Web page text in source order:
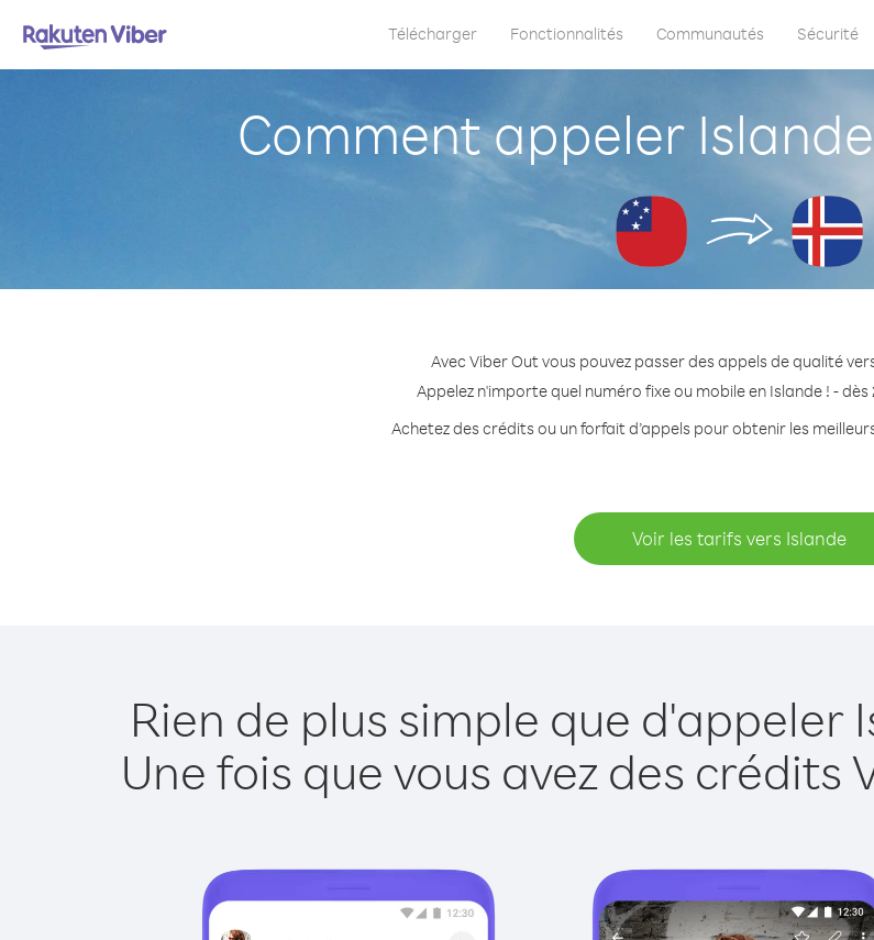
Télécharger Fonctionnalités Communautés Sécurité
Comment appeler
Avec Viber Out vous pouvez passer des appels de qualité
Appelez n'importe quel numéro fixe ou mobile en Islande ! -
Achetez des crédits ou un forfait d’appels pour obtenir les
Voir les tarifs vers Islande
Rien de plus simple que d'appeler
Une fois que vous avez des crédits